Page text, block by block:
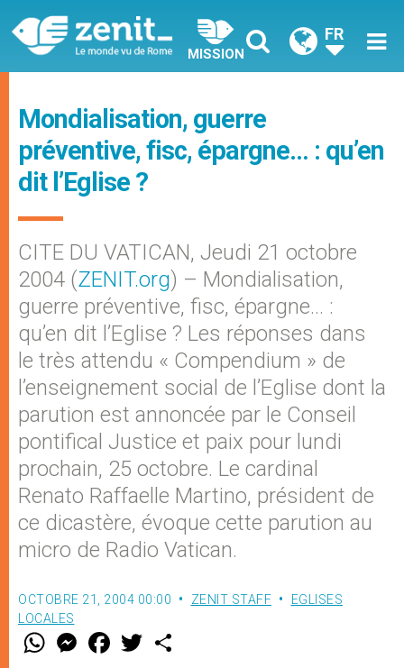
MISSION
FR
Mondialisation, guerre
préventive, fisc, épargne… : qu’en
dit l’Eglise ?
CITE DU VATICAN, Jeudi 21 octobre
2004 (ZENIT.org) – Mondialisation,
guerre préventive, fisc, épargne… :
qu’en dit l’Eglise ? Les réponses dans
le très attendu « Compendium » de
l’enseignement social de l’Eglise dont la
parution est annoncée par le Conseil
pontifical Justice et paix pour lundi
prochain, 25 octobre. Le cardinal
Renato Raffaelle Martino, président de
ce dicastère, évoque cette parution au
micro de Radio Vatican.
OCTOBRE 21, 2004 00:00 ZENIT STAFF
EGLISES
LOCALES
W M
e
F
a w